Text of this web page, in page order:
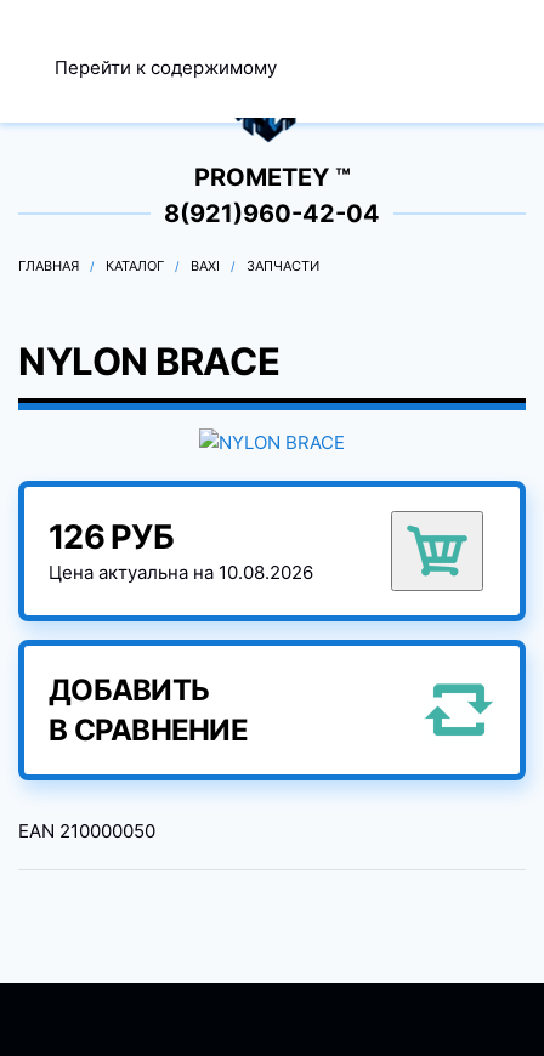
Перейти к содержимому
0
PROMETEY ™
8(921)960-42-04
ГЛАВНАЯ КАТАЛОГ BAXI ЗАПЧАСТИ
NYLON BRACE
126 РУБ
Цена актуальна на 10.08.2026
ДОБАВИТЬ
В СРАВНЕНИЕ
EAN 210000050